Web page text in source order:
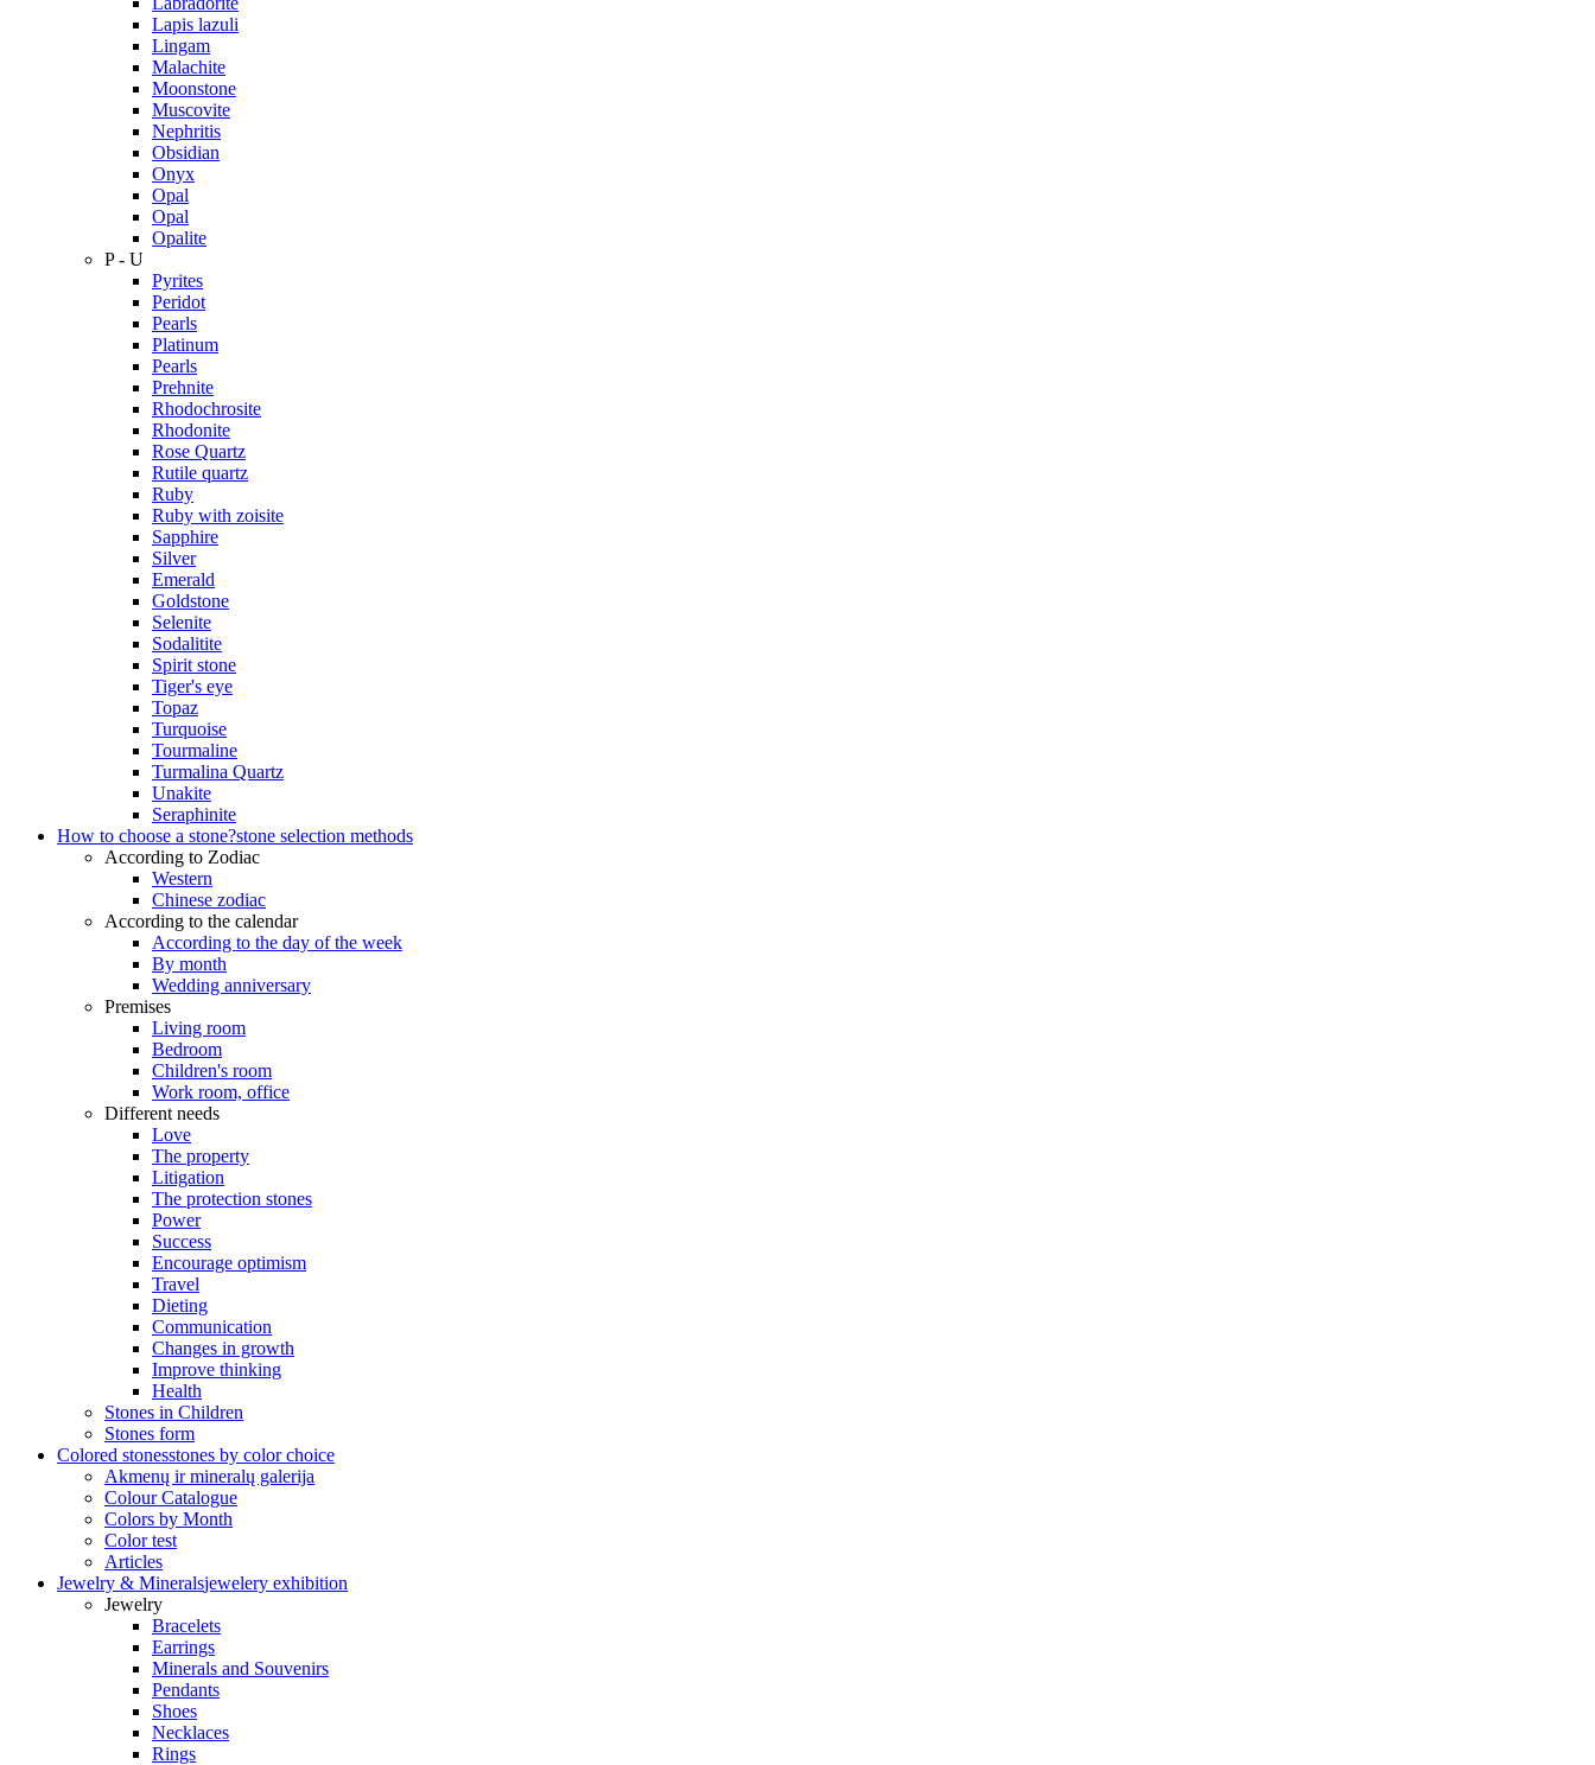
Lapis lazuli
Lingam
Malachite
Moonstone
Muscovite
Nephritis
Obsidian
Onyx
Opal
Opal
Opalite
P - U
Pyrites
Peridot
Pearls
Platinum
Pearls
Prehnite
Rhodochrosite
Rhodonite
Rose Quartz
Rutile quartz
Ruby
Ruby with zoisite
Sapphire
Silver
Emerald
Goldstone
Selenite
Sodalitite
Spirit stone
Tiger's eye
Topaz
Turquoise
Tourmaline
Turmalina Quartz
Unakite
Seraphinite
How to choose a stone?stone selection methods
According to Zodiac
Western
Chinese zodiac
According to the calendar
According to the day of the week
By month
Wedding anniversary
Premises
Living room
Bedroom
Children's room
Work room, office
Different needs
Love
The property
Litigation
The protection stones
Power
Success
Encourage optimism
Travel
Dieting
Communication
Changes in growth
Improve thinking
Health
Stones in Children
Stones form
Colored stonesstones by color choice
Akmenų ir mineralų galerija
Colour Catalogue
Colors by Month
Color test
Articles
Jewelry & Mineralsjewelery exhibition
Jewelry
Bracelets
Earrings
Minerals and Souvenirs
Pendants
Shoes
Necklaces
Rings